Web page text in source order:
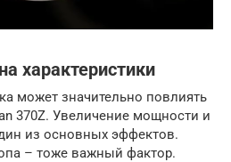
характеристики
может значительно повлиять
370Z. Увеличение мощности и
из основных эффектов.
– тоже важный фактор.